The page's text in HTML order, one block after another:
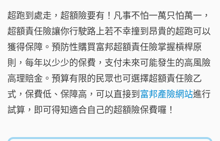
超跑到處走，超額險要有！凡事不怕一萬只怕萬一，
超額責任險讓你行駛路上若不幸撞到昂貴的超跑可以
獲得保障。預防性購買富邦超額責任險掌握槓桿原
則，每年以少少的保費，支付未來可能發生的高風險
高理賠金。預算有限的民眾也可選擇超額責任險乙
式，保費低、保障高，可以直接到富邦產險網站進行
試算，即可得知適合自己的超額險保費囉！